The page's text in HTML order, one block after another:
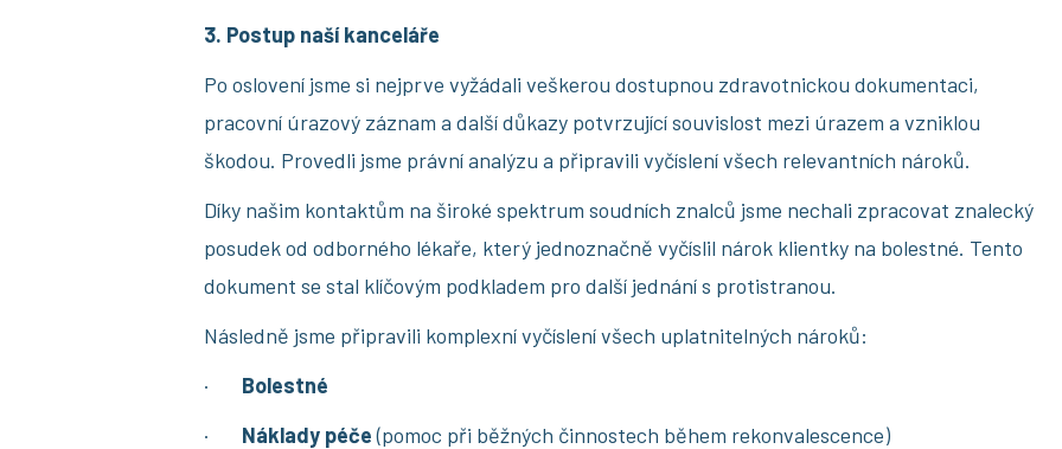
3. Postup naší kanceláře
Po oslovení jsme si nejprve vyžádali veškerou dostupnou zdravotnickou dokumentaci,
pracovní úrazový záznam a další důkazy potvrzující souvislost mezi úrazem a vzniklou
škodou. Provedli jsme právní analýzu a připravili vyčíslení všech relevantních nároků.
Díky našim kontaktům na široké spektrum soudních znalců jsme nechali zpracovat znalecký
posudek od odborného lékaře, který jednoznačně vyčíslil nárok klientky na bolestné. Tento
dokument se stal klíčovým podkladem pro další jednání s protistranou.
Následně jsme připravili komplexní vyčíslení všech uplatnitelných nároků:
· Bolestné
· Náklady péče(pomoc při běžných činnostech během rekonvalescence)